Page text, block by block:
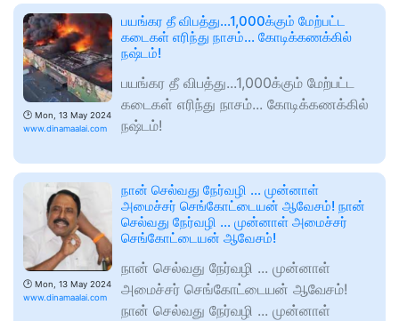
🕑 Mon, 13 May 2024
www.dinamaalai.com
பயங்கர தீ விபத்து...1,000க்கும் மேற்பட்ட
கடைகள் எரிந்து நாசம்... கோடிக்கணக்கில்
நஷ்டம்!
பயங்கர தீ விபத்து...1,000க்கும் மேற்பட்ட
கடைகள் எரிந்து நாசம்... கோடிக்கணக்கில்
நஷ்டம்!
🕑 Mon, 13 May 2024
www.dinamaalai.com
நான் செல்வது நேர்வழி ... முன்னாள்
அமைச்சர் செங்கோட்டையன் ஆவேசம்! நான்
செல்வது நேர்வழி ... முன்னாள் அமைச்சர்
செங்கோட்டையன் ஆவேசம்!
நான் செல்வது நேர்வழி ... முன்னாள்
அமைச்சர் செங்கோட்டையன் ஆவேசம்!
நான் செல்வது நேர்வழி ... முன்னாள்